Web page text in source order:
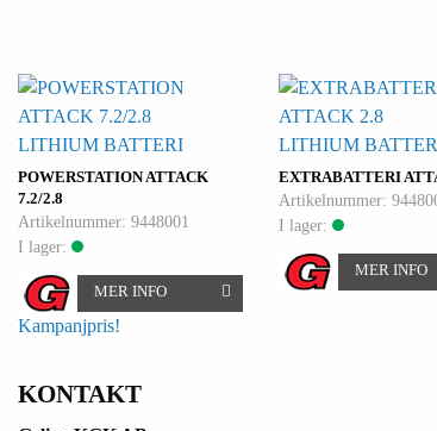
POWERSTATION ATTACK
7.2/2.8
LITHIUM BATTERI
Artikelnummer: 9448001
I lager:
MER INFO
Kampanjpris!
EXTRABATTERI
LITHIUM
Artikelnummer:
I lager:
MER INFO
KONTAKT